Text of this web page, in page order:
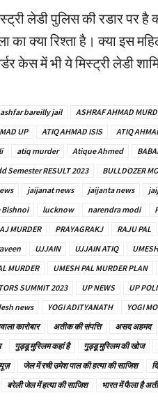
लेडी पुलिस की रडार पर
का क्या रिश्ता है। क्या इस
केस में भी ये मिस्ट्री लेडी
ashfar bareilly jail ASHRAF AHMAD
UP
ATIQ AHMAD ISIS ATIQ
atiq murder Atique Ahmed
Semester RESULT 2023
BULLDOZER
jaijanat news jaijanta news
Bishnoi
lucknow narendra modi
MURDER
PRAYAGRAKJ RAJU PAL
UJJAIN UJJAIN ATIQ
MURDER
UMESH PAL MURDER PLAN
SUMMIT 2023
UP NEWS UP
news
YOGI ADITYANATH YOGI
कारोबार
अतीक की संपत्ति असद अहमद
गुड्डू मुस्लिम कहां है गुड्डू मुस्लिम की खोज
जेल में रची उमेश पाल की हत्या की साजिश
बरेली जेल में हत्या की साजिश भारत में फैला है